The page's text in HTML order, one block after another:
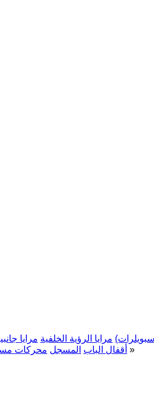
مرايا الرؤية الخلفية مرايا
أقفال الباب المسجل محركات »